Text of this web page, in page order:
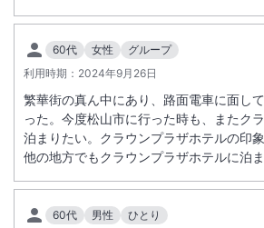
60代 女性
グループ
利用時期： 2024年9月26日
繁華街の真ん中にあり、路面電車に面し
った。今度松山市に行った時も、またク
泊まりたい。クラウンプラザホテルの印
他の地方でもクラウンプラザホテルに泊ま
60代 男性
ひとり